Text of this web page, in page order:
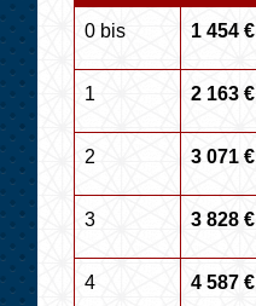
0 bis 1 454 €
1 2 163 €
2 3 071 €
3 3 828 €
4 4 587 €